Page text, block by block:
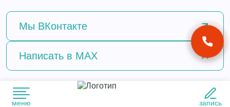
меню запись
Мы ВКонтакте
Написать в MAX